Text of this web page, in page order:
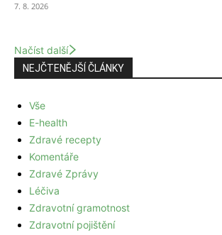
7. 8. 2026
Načíst další
NEJČTENĚJŠÍ ČLÁNKY
Vše
E-health
Zdravé recepty
Komentáře
Zdravé Zprávy
Léčiva
Zdravotní gramotnost
Zdravotní pojištění